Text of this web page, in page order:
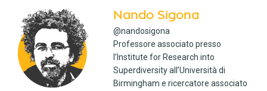
Nando Sigona
@nandosigona
Professore associato presso
l’Institute for Research into
Superdiversity all’Università di
Birmingham e ricercatore associato